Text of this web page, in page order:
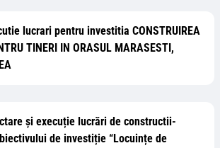
lucrari pentru investitia CONSTRUIREA
TINERI IN ORASUL MARASESTI,
și execuție lucrări de constructii-
de investiție “Locuințe de